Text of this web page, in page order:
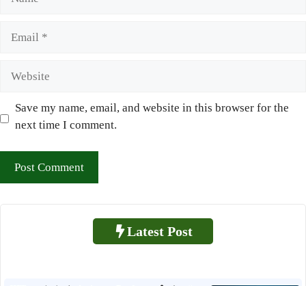
Save my name, email, and website in this browser for the
next time I comment.
Latest Post